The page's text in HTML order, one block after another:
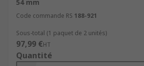
54 mm
Code commande RS 188-921
Sous-total (1 paquet de 2 unités)
97,99 €HT
Quantité